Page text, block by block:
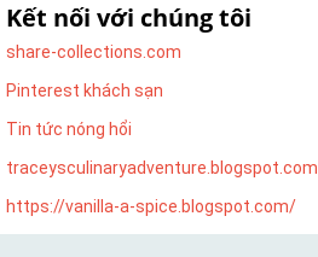
Kết nối với chúng tôi
share-collections.com
Pinterest khách sạn
Tin tức nóng hổi
traceysculinaryadventure.blogspot.com
https://vanilla-a-spice.blogspot.com/